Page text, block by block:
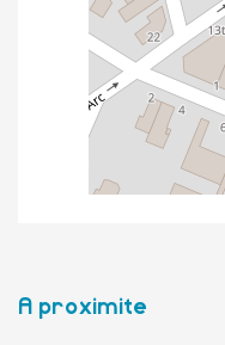
A proximite